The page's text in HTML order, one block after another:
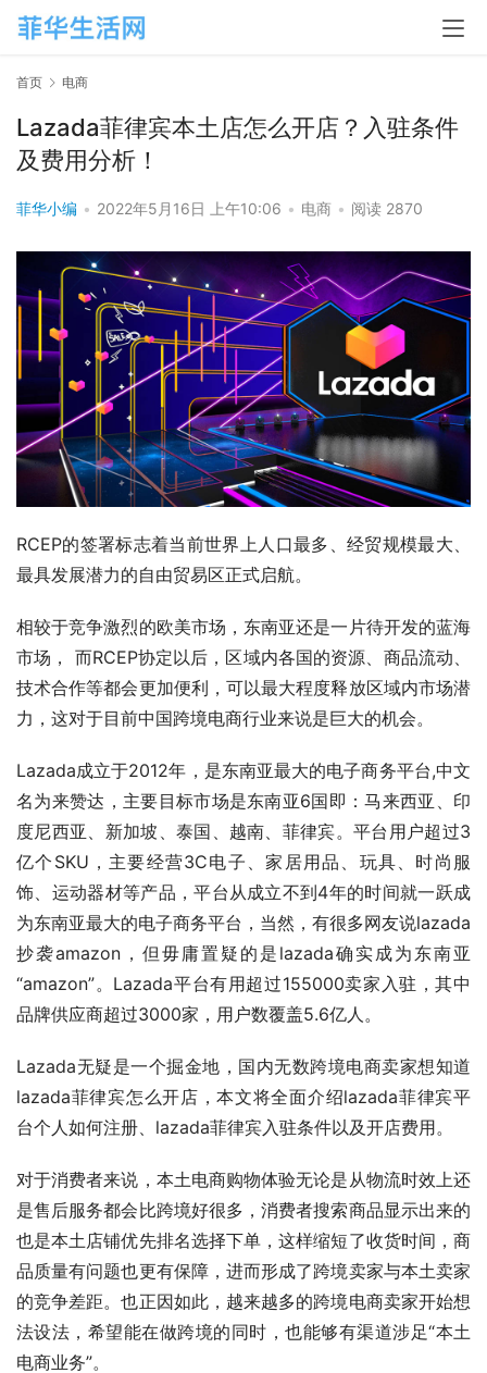
首页 电商
Lazada菲律宾本土店怎么开店？入驻条件
及费用分析！
菲华小编 • 2022年5月16日 上午10:06 • 电商 • 阅读 2870
RCEP的签署标志着当前世界上人口最多、经贸规模最大、
最具发展潜力的自由贸易区正式启航。
相较于竞争激烈的欧美市场，东南亚还是一片待开发的蓝海
市场， 而RCEP协定以后，区域内各国的资源、商品流动、
技术合作等都会更加便利，可以最大程度释放区域内市场潜
力，这对于目前中国跨境电商行业来说是巨大的机会。
Lazada成立于2012年，是东南亚最大的电子商务平台,中文
名为来赞达，主要目标市场是东南亚6国即：马来西亚、印
度尼西亚、新加坡、泰国、越南、菲律宾。平台用户超过3
亿个SKU，主要经营3C电子、家居用品、玩具、时尚服
饰、运动器材等产品，平台从成立不到4年的时间就一跃成
为东南亚最大的电子商务平台，当然，有很多网友说lazada
抄袭amazon，但毋庸置疑的是lazada确实成为东南亚
“amazon”。Lazada平台有用超过155000卖家入驻，其中
品牌供应商超过3000家，用户数覆盖5.6亿人。
Lazada无疑是一个掘金地，国内无数跨境电商卖家想知道
lazada菲律宾怎么开店，本文将全面介绍lazada菲律宾平
台个人如何注册、lazada菲律宾入驻条件以及开店费用。
对于消费者来说，本土电商购物体验无论是从物流时效上还
是售后服务都会比跨境好很多，消费者搜索商品显示出来的
也是本土店铺优先排名选择下单，这样缩短了收货时间，商
品质量有问题也更有保障，进而形成了跨境卖家与本土卖家
的竞争差距。也正因如此，越来越多的跨境电商卖家开始想
法设法，希望能在做跨境的同时，也能够有渠道涉足“本土
电商业务”。